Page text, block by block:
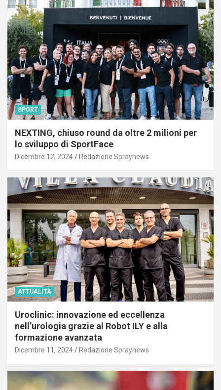
SPORT
NEXTING, chiuso round da oltre 2 milioni per
lo sviluppo di SportFace
Dicembre 12, 2024 Redazione Spraynews
ATTUALITÀ
Uroclinic: innovazione ed eccellenza
nell’urologia grazie al Robot ILY e alla
formazione avanzata
Dicembre 11, 2024 Redazione Spraynews